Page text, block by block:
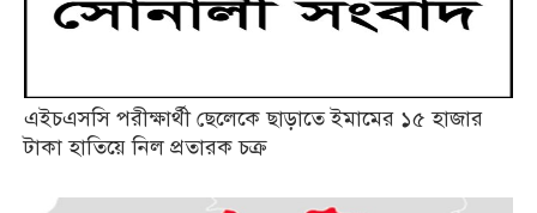
এইচএসসি পরীক্ষার্থী ছেলেকে ছাড়াতে ইমামের ১৫ হাজার
টাকা হাতিয়ে নিল প্রতারক চক্র